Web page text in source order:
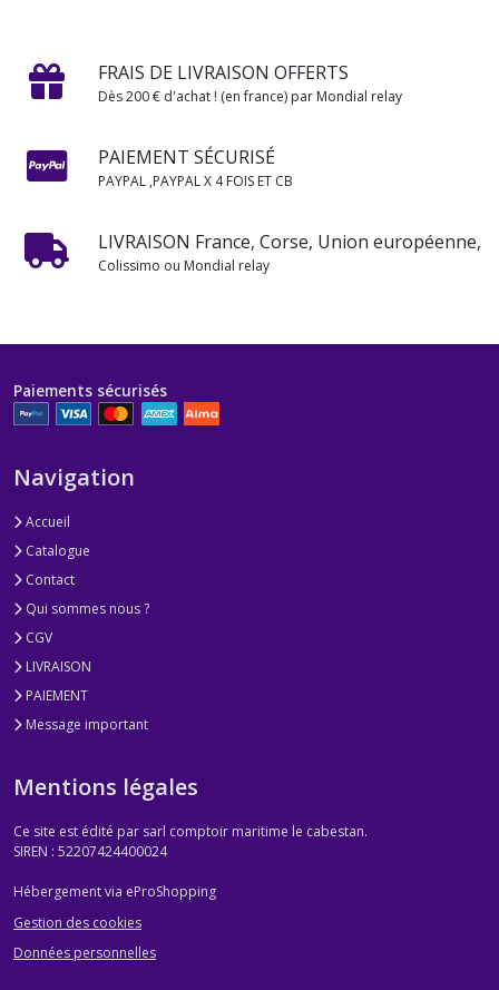
FRAIS DE LIVRAISON OFFERTS
Dès 200 € d'achat ! (en france) par Mondial relay
PAIEMENT SÉCURISÉ
PAYPAL ,PAYPAL X 4 FOIS ET CB
LIVRAISON France, Corse, Union européenne,
Colissimo ou Mondial relay
Paiements sécurisés
Navigation
Accueil
Catalogue
Contact
Qui sommes nous ?
CGV
LIVRAISON
PAIEMENT
Message important
Mentions légales
Ce site est édité par sarl comptoir maritime le cabestan.
SIREN : 52207424400024
Hébergement via eProShopping
Gestion des cookies
Données personnelles